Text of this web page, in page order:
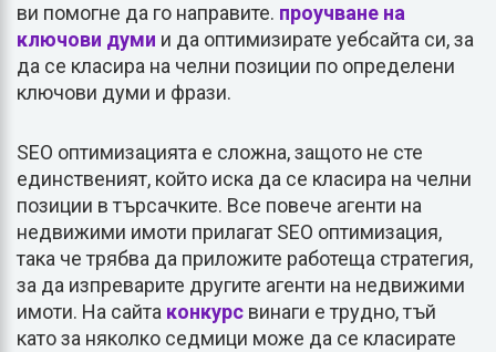
ви помогне да го направите. проучване на
ключови думи и да оптимизирате уебсайта си, за
да се класира на челни позиции по определени
ключови думи и фрази.
SEO оптимизацията е сложна, защото не сте
единственият, който иска да се класира на челни
позиции в търсачките. Все повече агенти на
недвижими имоти прилагат SEO оптимизация,
така че трябва да приложите работеща стратегия,
за да изпреварите другите агенти на недвижими
имоти. На сайта конкурс винаги е трудно, тъй
като за няколко седмици може да се класирате